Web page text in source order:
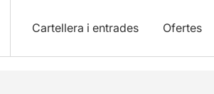
Cartellera i entrades Ofertes